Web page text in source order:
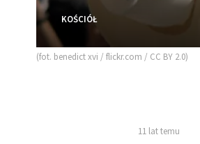
KOŚCIÓŁ
(fot. benedict xvi / flickr.com / CC BY 2.0)
11 lat temu